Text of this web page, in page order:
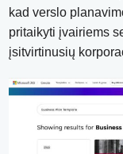
kad verslo
pritaikyti įvairiems
įsitvirtinusių